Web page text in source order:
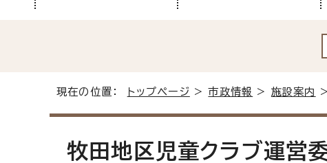
現在の位置： トップページ >市政情報 > 施設案内
牧田地区児童クラブ運営